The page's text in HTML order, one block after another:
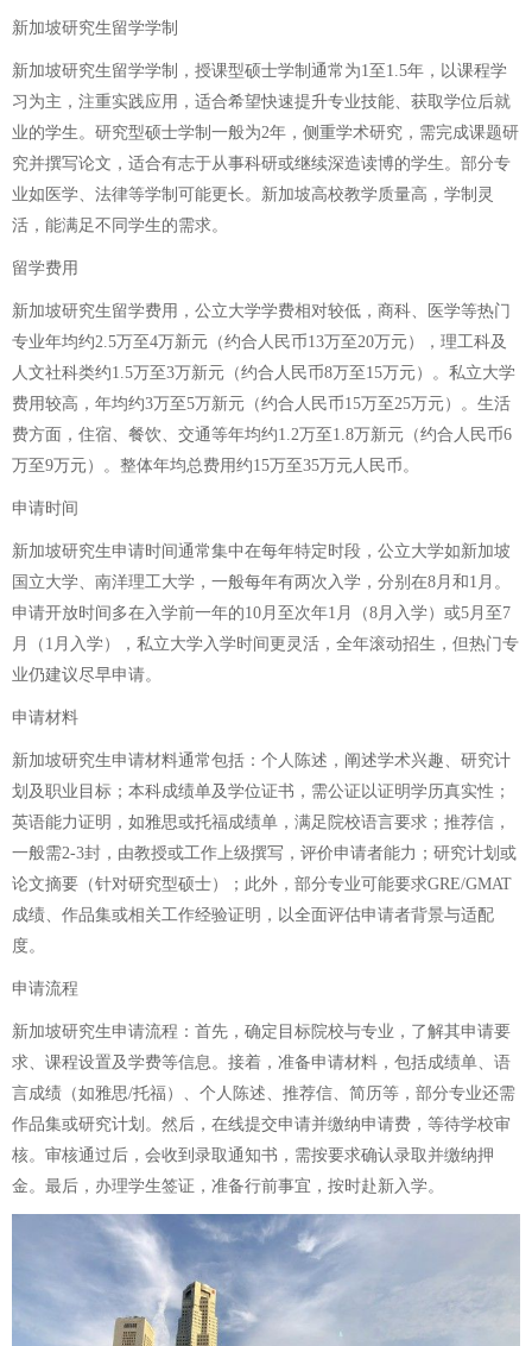
新加坡研究生留学学制
新加坡研究生留学学制，授课型硕士学制通常为1至1.5年，以课程学
习为主，注重实践应用，适合希望快速提升专业技能、获取学位后就
业的学生。研究型硕士学制一般为2年，侧重学术研究，需完成课题研
究并撰写论文，适合有志于从事科研或继续深造读博的学生。部分专
业如医学、法律等学制可能更长。新加坡高校教学质量高，学制灵
活，能满足不同学生的需求。
留学费用
新加坡研究生留学费用，公立大学学费相对较低，商科、医学等热门
专业年均约2.5万至4万新元（约合人民币13万至20万元），理工科及
人文社科类约1.5万至3万新元（约合人民币8万至15万元）。私立大学
费用较高，年均约3万至5万新元（约合人民币15万至25万元）。生活
费方面，住宿、餐饮、交通等年均约1.2万至1.8万新元（约合人民币6
万至9万元）。整体年均总费用约15万至35万元人民币。
申请时间
新加坡研究生申请时间通常集中在每年特定时段，公立大学如新加坡
国立大学、南洋理工大学，一般每年有两次入学，分别在8月和1月。
申请开放时间多在入学前一年的10月至次年1月（8月入学）或5月至7
月（1月入学），私立大学入学时间更灵活，全年滚动招生，但热门专
业仍建议尽早申请。
申请材料
新加坡研究生申请材料通常包括：个人陈述，阐述学术兴趣、研究计
划及职业目标；本科成绩单及学位证书，需公证以证明学历真实性；
英语能力证明，如雅思或托福成绩单，满足院校语言要求；推荐信，
一般需2-3封，由教授或工作上级撰写，评价申请者能力；研究计划或
论文摘要（针对研究型硕士）；此外，部分专业可能要求GRE/GMAT
成绩、作品集或相关工作经验证明，以全面评估申请者背景与适配
度。
申请流程
新加坡研究生申请流程：首先，确定目标院校与专业，了解其申请要
求、课程设置及学费等信息。接着，准备申请材料，包括成绩单、语
言成绩（如雅思/托福）、个人陈述、推荐信、简历等，部分专业还需
作品集或研究计划。然后，在线提交申请并缴纳申请费，等待学校审
核。审核通过后，会收到录取通知书，需按要求确认录取并缴纳押
金。最后，办理学生签证，准备行前事宜，按时赴新入学。